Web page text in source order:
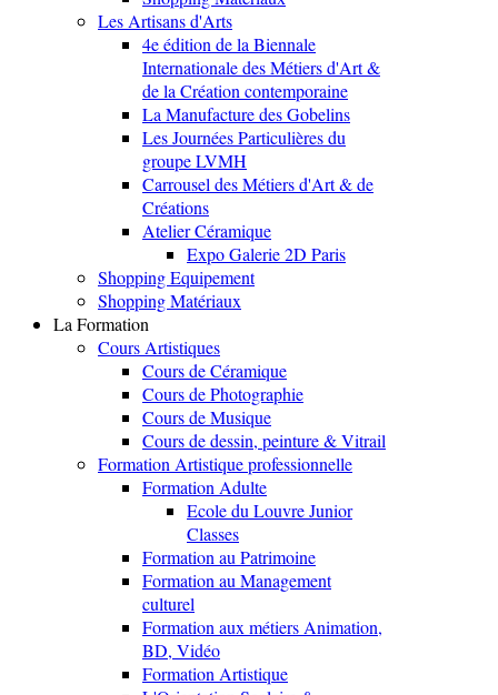
Les Artisans d'Arts
4e édition de la Biennale
Internationale des Métiers d'Art &
de la Création contemporaine
La Manufacture des Gobelins
Les Journées Particulières du
groupe LVMH
Carrousel des Métiers d'Art & de
Créations
Atelier Céramique
Expo Galerie 2D Paris
Shopping Equipement
Shopping Matériaux
La Formation
Cours Artistiques
Cours de Céramique
Cours de Photographie
Cours de Musique
Cours de dessin, peinture & Vitrail
Formation Artistique professionnelle
Formation Adulte
Ecole du Louvre Junior
Classes
Formation au Patrimoine
Formation au Management
culturel
Formation aux métiers Animation,
BD, Vidéo
Formation Artistique